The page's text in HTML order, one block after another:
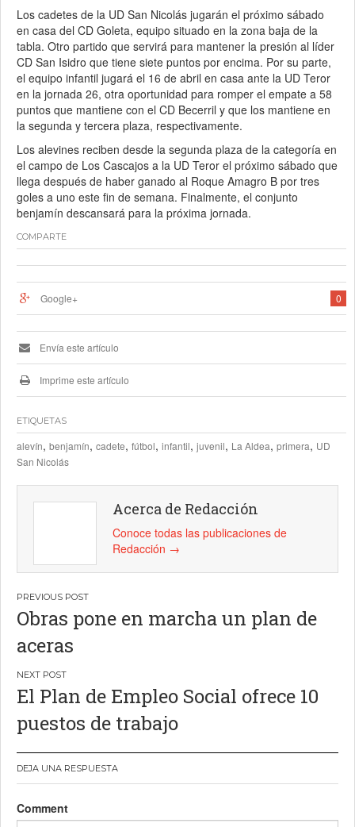
Los cadetes de la UD San Nicolás jugarán el próximo sábado
en casa del CD Goleta, equipo situado en la zona baja de la
tabla. Otro partido que servirá para mantener la presión al líder
CD San Isidro que tiene siete puntos por encima. Por su parte,
el equipo infantil jugará el 16 de abril en casa ante la UD Teror
en la jornada 26, otra oportunidad para romper el empate a 58
puntos que mantiene con el CD Becerril y que los mantiene en
la segunda y tercera plaza, respectivamente.
Los alevines reciben desde la segunda plaza de la categoría en
el campo de Los Cascajos a la UD Teror el próximo sábado que
llega después de haber ganado al Roque Amagro B por tres
goles a uno este fin de semana. Finalmente, el conjunto
benjamín descansará para la próxima jornada.
COMPARTE
0
Google+
Envía este artículo
Imprime este artículo
ETIQUETAS
alevín, benjamín, cadete, fútbol, infantil, juvenil, La Aldea, primera, UD
San Nicolás
Acerca de Redacción
Conoce todas las publicaciones de
Redacción →
Navegación
de
entradas
Obras pone en marcha un plan de
aceras
El Plan de Empleo Social ofrece 10
puestos de trabajo
DEJA UNA RESPUESTA
Comment